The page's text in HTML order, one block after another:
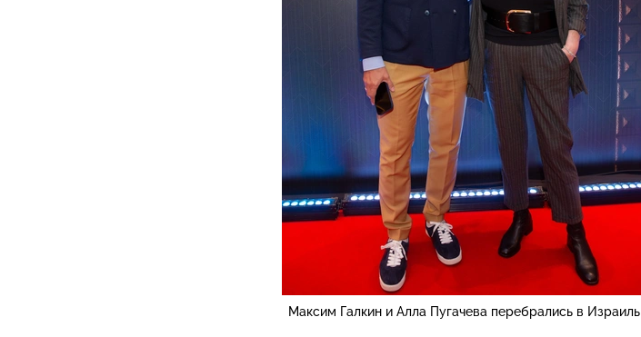
Максим Галкин и Алла Пугачева перебрались в Израиль